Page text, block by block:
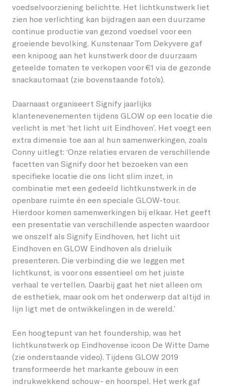
voedselvoorziening belichtte. Het lichtkunstwerk liet
zien hoe verlichting kan bijdragen aan een duurzame
continue productie van gezond voedsel voor een
groeiende bevolking. Kunstenaar Tom Dekyvere gaf
een knipoog aan het kunstwerk door de duurzaam
geteelde tomaten te verkopen voor €1 via de gezonde
snackautomaat (zie bovenstaande foto’s).
Daarnaast organiseert Signify jaarlijks
klantenevenementen tijdens GLOW op een locatie die
verlicht is met ‘het licht uit Eindhoven’. Het voegt een
extra dimensie toe aan al hun samenwerkingen, zoals
Conny uitlegt: ‘Onze relaties ervaren de verschillende
facetten van Signify door het bezoeken van een
specifieke locatie die ons licht slim inzet, in
combinatie met een gedeeld lichtkunstwerk in de
openbare ruimte én een speciale GLOW-tour.
Hierdoor komen samenwerkingen bij elkaar. Het geeft
een presentatie van verschillende aspecten waardoor
we onszelf als Signify Eindhoven, het licht uit
Eindhoven en GLOW Eindhoven als drieluik
presenteren. Die verbinding die we leggen met
lichtkunst, is voor ons essentieel om het juiste
verhaal te vertellen. Daarbij gaat het niet alleen om
de esthetiek, maar ook om het onderwerp dat altijd in
lijn ligt met de ontwikkelingen in de wereld.’
Een hoogtepunt van het foundership, was het
lichtkunstwerk op Eindhovense icoon De Witte Dame
(zie onderstaande video). Tijdens GLOW 2019
transformeerde het markante gebouw in een
indrukwekkend schouw- en hoorspel. Het werk gaf